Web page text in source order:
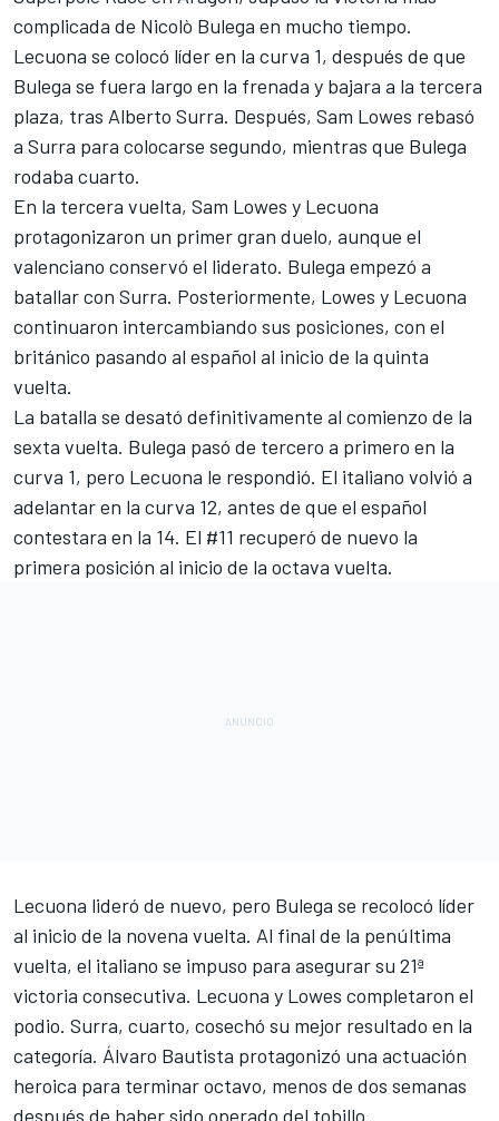
complicada de Nicolò Bulega en mucho tiempo.
Lecuona se colocó líder en la curva 1, después de que
Bulega se fuera largo en la frenada y bajara a la tercera
plaza, tras Alberto Surra. Después, Sam Lowes rebasó
a Surra para colocarse segundo, mientras que Bulega
rodaba cuarto.
En la tercera vuelta, Sam Lowes y Lecuona
protagonizaron un primer gran duelo, aunque el
valenciano conservó el liderato. Bulega empezó a
batallar con Surra. Posteriormente, Lowes y Lecuona
continuaron intercambiando sus posiciones, con el
británico pasando al español al inicio de la quinta
vuelta.
La batalla se desató definitivamente al comienzo de la
sexta vuelta. Bulega pasó de tercero a primero en la
curva 1, pero Lecuona le respondió. El italiano volvió a
adelantar en la curva 12, antes de que el español
contestara en la 14. El #11 recuperó de nuevo la
primera posición al inicio de la octava vuelta.
Lecuona lideró de nuevo, pero Bulega se recolocó líder
al inicio de la novena vuelta. Al final de la penúltima
vuelta, el italiano se impuso para asegurar su 21ª
victoria consecutiva. Lecuona y Lowes completaron el
podio. Surra, cuarto, cosechó su mejor resultado en la
categoría. Álvaro Bautista protagonizó una actuación
heroica para terminar octavo, menos de dos semanas
después de haber sido operado del tobillo.